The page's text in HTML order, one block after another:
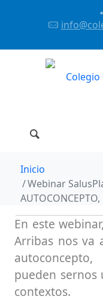
Inicio
Webinar
En este
Arribas nos va
pueden
contextos.